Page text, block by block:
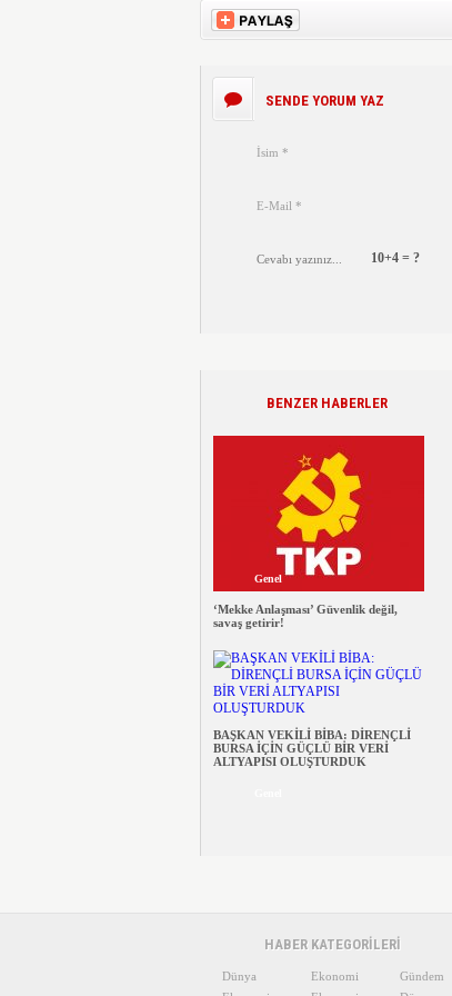
SENDE YORUM YAZ
10+4 = ?
BENZER HABERLER
Genel
‘Mekke Anlaşması’ Güvenlik değil,
savaş getirir!
BAŞKAN VEKİLİ BİBA: DİRENÇLİ
BURSA İÇİN GÜÇLÜ BİR VERİ
ALTYAPISI OLUŞTURDUK
HABER KATEGORİLERİ
Dünya Ekonomi
Gündem